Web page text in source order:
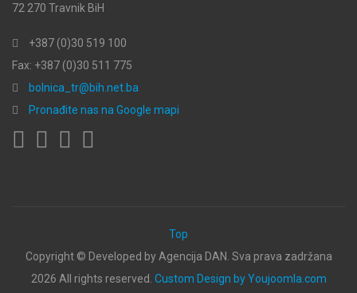
72 270 Travnik BiH
+387 (0)30 519 100
Fax: +387 (0)30 511 775
bolnica_tr@bih.net.ba
Pronađite nas na Google mapi
Top
Copyright © Developed by Agencija DAN. Sva prava zadržana
2026 All rights reserved. Custom Design by Youjoomla.com